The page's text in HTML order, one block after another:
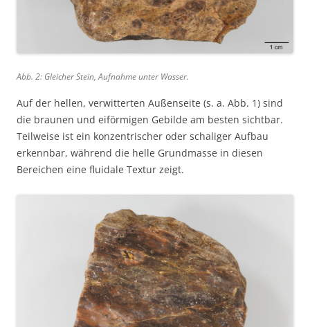
Abb. 2: Gleicher Stein, Aufnahme unter Wasser.
Auf der hellen, verwitterten Außenseite (s. a. Abb. 1) sind
die braunen und eiförmigen Gebilde am besten sichtbar.
Teilweise ist ein konzentrischer oder schaliger Aufbau
erkennbar, während die helle Grundmasse in diesen
Bereichen eine fluidale Textur zeigt.